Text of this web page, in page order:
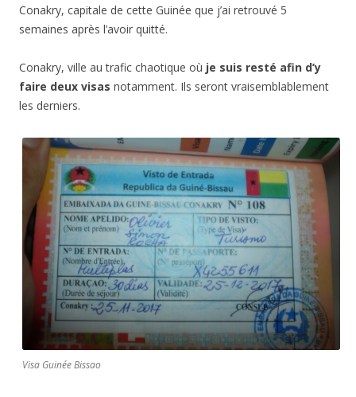
Conakry, capitale de cette Guinée que j’ai retrouvé 5
semaines après l’avoir quitté.
Conakry, ville au trafic chaotique où je suis resté afin d’y
faire deux visas notamment. Ils seront vraisemblablement
les derniers.
Visa Guinée Bissao